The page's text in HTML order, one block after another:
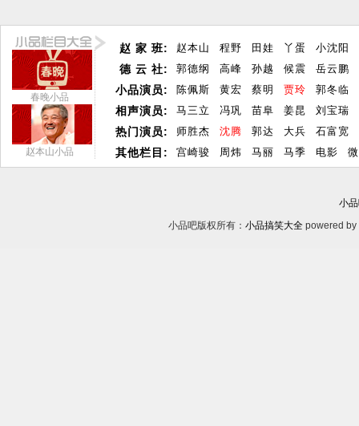
春晚小品
赵本山小品
赵 家 班:
德 云 社:
小品演员:
相声演员:
热门演员:
其他栏目:
赵本山 程野 田娃 丫蛋
小沈阳
郭德纲
高峰 孙越 候震
岳云鹏
陈佩斯
黄宏 蔡明 贾玲
郭冬临
马三立
冯巩 苗阜 姜昆
刘宝瑞
师胜杰
沈腾 郭达 大兵
石富宽
宫崎骏
周炜 马丽 马季 电影
小
小品吧版权所有： 小品搞笑大全 powered by